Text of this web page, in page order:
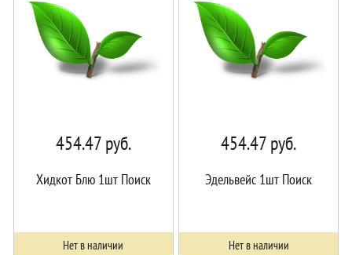
454.47руб.
Хидкот Блю 1шт Поиск
Нет в наличии
454.47руб.
Эдельвейс 1шт Поиск
Нет в наличии